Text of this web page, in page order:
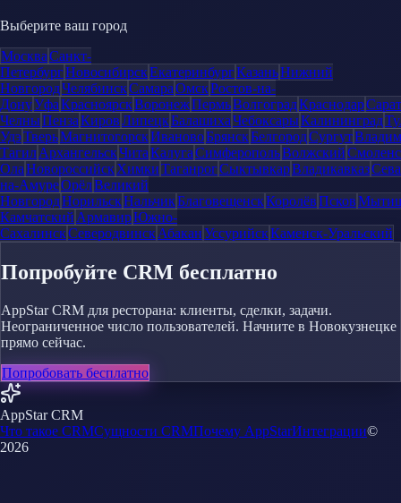
Выберите ваш город
МоскваСанкт-
ПетербургНовосибирскЕкатеринбургКазаньНижний
НовгородЧелябинскСамараОмскРостов-на-
ДонуУфаКрасноярскВоронежПермьВолгоградКраснодар
ЧелныПензаКировЛипецкБалашихаЧебоксарыКалининград
УдэТверьМагнитогорскИвановоБрянскБелгородСургут
ТагилАрхангельскЧитаКалугаСимферопольВолжский
ОлаНовороссийскХимкиТаганрогСыктывкарВладикавказ
на-АмуреОрёлВеликий
НовгородНорильскНальчикБлаговещенскКоролёвПсков
Камчатский АрмавирЮжно-
СахалинскСеверодвинскАбаканУссурийскКаменск-Уральский
Попробуйте CRM бесплатно
AppStar CRM для ресторана: клиенты, сделки, задачи.
Неограниченное число пользователей. Начните в Новокузнецке
прямо сейчас.
Попробовать бесплатно
AppStar CRM
Что такое CRMСущности CRMПочему AppStarИнтеграции©
2026